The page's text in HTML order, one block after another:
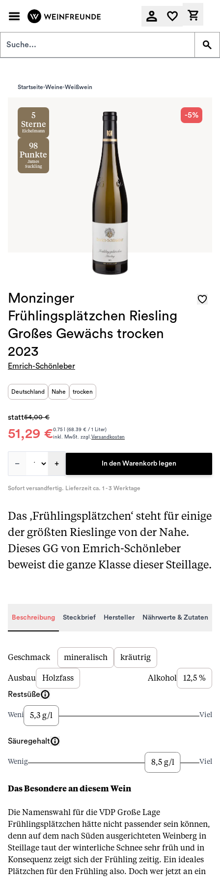
Startseite Weine Weißwein
5
Sterne
Eichelmann
98
Punkte
James
Suckling
-5%
Monzinger
Frühlingsplätzchen Riesling
Großes Gewächs trocken
2023
Emrich-Schönleber
Deutschland Nahe trocken
51,29 €
statt54,00 €
0.75 l (68.39 € / 1 Liter)
inkl. MwSt. zzgl.Versandkosten
– + In den Warenkorb legen
Sofort versandfertig. Lieferzeit ca. 1 - 3 Werktage
Das ‚Frühlingsplätzchen‘ steht für einige
der größten Rieslinge von der Nahe.
Dieses GG von Emrich-Schönleber
beweist die ganze Klasse dieser Steillage.
Beschreibung Steckbrief Hersteller Nährwerte & Zutaten
Beschreibung
Geschmack mineralisch kräutrig
Ausbau Holzfass Alkohol 12,5 %
Restsüße
Wenig 5,3 g/l Viel
Säuregehalt
Wenig 8,5 g/l Viel
Das Besondere an diesem Wein
Die Namenswahl für die VDP Große Lage
Frühlingsplätzchen hätte nicht passender sein können,
denn auf dem nach Süden ausgerichteten Weinberg in
Steillage taut der winterliche Schnee sehr früh und in
Konsequenz zeigt sich der Frühling zeitig. Ein ideales
Plätzchen für den Frühling also. Doch wer jetzt an ein